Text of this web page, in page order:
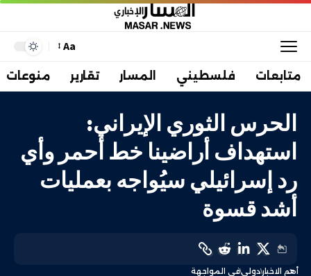
Aa
متابعات فلسطيني المسار تقارير منوعات
الحرس الثوري الإيراني:
استهداف أراضينا خط أحمر وأي
رد إسرائيلي سيُواجه بعمليات
أشد قسوة
أهم الاخباردوليفي المواجهة